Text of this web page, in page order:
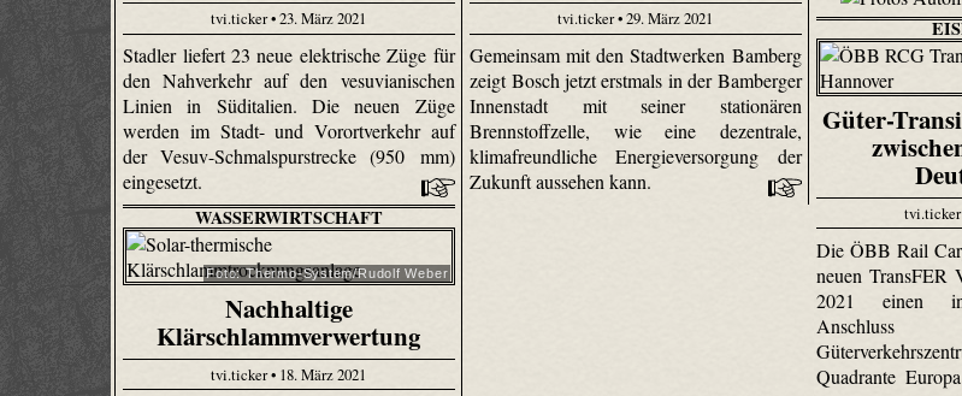
tvi.ticker • 29. März 2021
Gemeinsam mit den Stadtwerken Bamberg
zeigt Bosch jetzt erstmals in der Bamberger
Innenstadt mit seiner stationären
Brennstoffzelle, wie eine dezentrale,
klimafreundliche Energieversorgung der
Zukunft aussehen kann.
tvi.ticker • 23. März 2021
Stadler liefert 23 neue elektrische Züge für
den Nahverkehr auf den vesuvianischen
Linien in Süditalien. Die neuen Züge
werden im Stadt- und Vorortverkehr auf
der Vesuv-Schmalspurstrecke (950 mm)
eingesetzt.
Güter-
tvi.ticker
Die ÖBB Rail
neuen TransFER
2021 einen
Anschluss
Quadrante
WASSERWIRTSCHAFT
Foto: Thermo-System/Rudolf Weber
Nachhaltige
Klärschlammverwertung
tvi.ticker • 18. März 2021